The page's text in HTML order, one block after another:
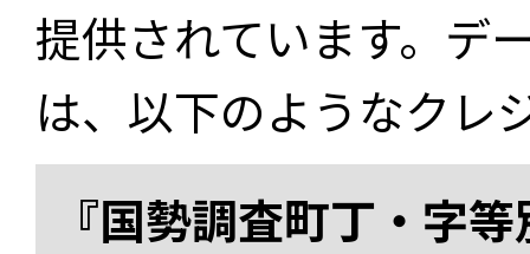
提供されています。デ
は、以下のようなクレ
『国勢調査町丁・字